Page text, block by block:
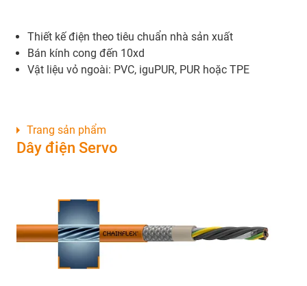
Thiết kế điện theo tiêu chuẩn nhà sản xuất
Bán kính cong đến 10xd
Vật liệu vỏ ngoài: PVC, iguPUR, PUR hoặc TPE
Dây điện Servo
Trang sản phẩm